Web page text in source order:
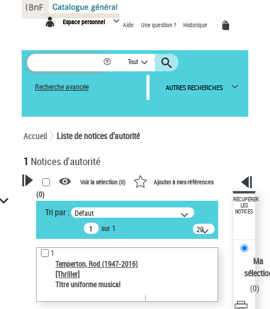
Espace personnel Aide Une question ? Historique
Tout
Recherche avancée AUTRES RECHERCHES
Accueil Liste de notices d’autorité
1 Notices d'autorité
VOTRE RECHERCHE
Recherche avancée dans les
notices d’autorité
Œuvres liées à l'auteur :
Temperton, Rod (1947-2016)
Voir la sélection (0) Ajouter à mes références
(0)
Tri par : Défaut
sur 1
20
résultats/page
1
Temperton, Rod (1947-2016)
[Thriller]
Titre uniforme musical
RÉCUPÉRER
LES
NOTICES
Ma
(0)
Panneau de gestion des cookies